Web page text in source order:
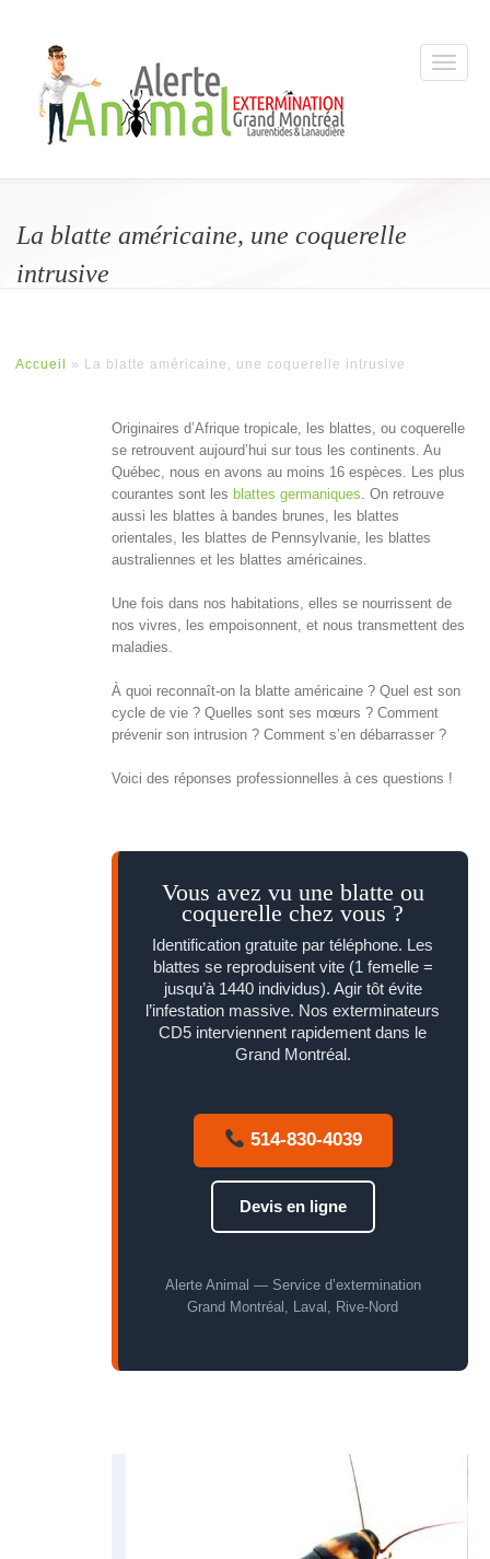
La blatte américaine, une coquerelle
intrusive
Accueil » La blatte américaine, une coquerelle intrusive
Originaires d’Afrique tropicale, les blattes, ou coquerelle
se retrouvent aujourd’hui sur tous les continents. Au
Québec, nous en avons au moins 16 espèces. Les plus
courantes sont les blattes germaniques. On retrouve
aussi les blattes à bandes brunes, les blattes
orientales, les blattes de Pennsylvanie, les blattes
australiennes et les blattes américaines.
Une fois dans nos habitations, elles se nourrissent de
nos vivres, les empoisonnent, et nous transmettent des
maladies.
À quoi reconnaît-on la blatte américaine ? Quel est son
cycle de vie ? Quelles sont ses mœurs ? Comment
prévenir son intrusion ? Comment s’en débarrasser ?
Voici des réponses professionnelles à ces questions !
Vous avez vu une blatte ou
coquerelle chez vous ?
Identification gratuite par téléphone. Les
blattes se reproduisent vite (1 femelle =
jusqu’à 1440 individus). Agir tôt évite
l’infestation massive. Nos exterminateurs
CD5 interviennent rapidement dans le
Grand Montréal.
514-830-4039
Devis en ligne
Alerte Animal — Service d’extermination
Grand Montréal, Laval, Rive-Nord